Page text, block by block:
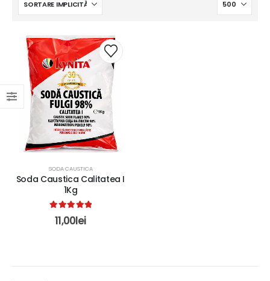
SODA CAUSTICA
Soda Caustica Calitatea I
1Kg
5.00 out of 5
11,00lei